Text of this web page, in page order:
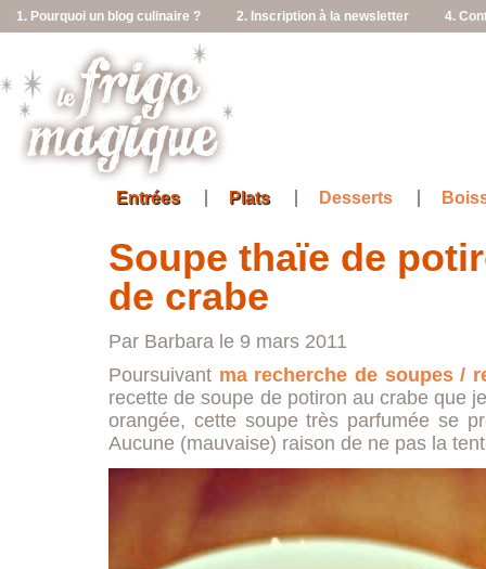
1. Pourquoi un blog culinaire ? 2. Inscription à la newsletter 4.
Entrées Plats Desserts
Soupe thaïe de
de crabe
Par Barbara le 9 mars 2011
Poursuivant ma recherche de soupes /
recette de soupe de potiron au crabe que
orangée, cette soupe très parfumée se
Aucune (mauvaise) raison de ne pas la